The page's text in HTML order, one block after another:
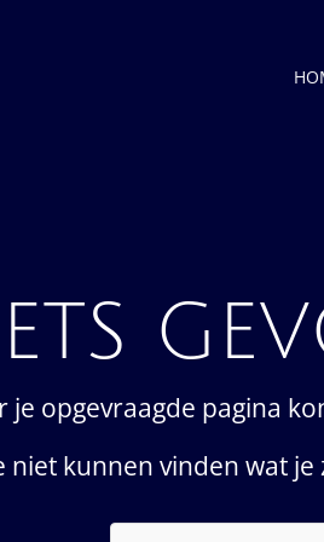
je opgevraagde pagina
niet kunnen vinden wat